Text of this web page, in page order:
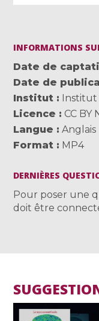
INFORMATIONS
Date de
Date de
Institut
Institut
Licence
CC BY
Langue
Anglais
Format
MP4
DERNIÈRES
Pour poser une
doit être